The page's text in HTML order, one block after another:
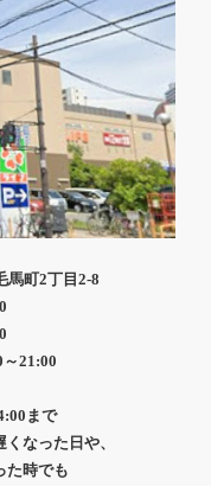
馬町2丁目2-8
21:00
まで
なった日や、
た時でも